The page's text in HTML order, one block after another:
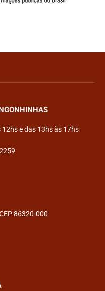
12hs e das 13hs às 17hs
86320-000